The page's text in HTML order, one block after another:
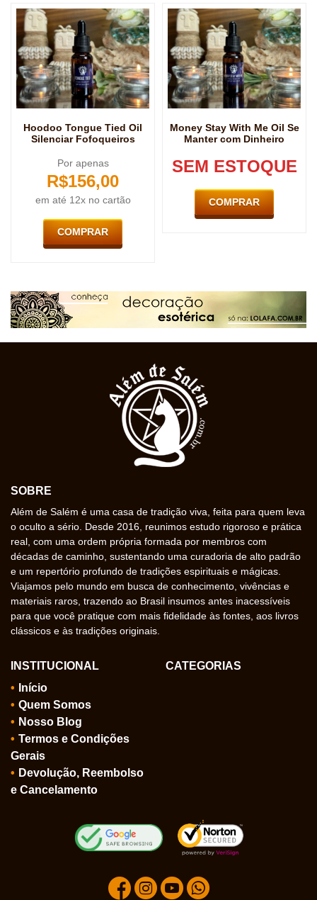
Hoodoo Tongue Tied Oil
Silenciar Fofoqueiros
Por apenas
R$156,00
em até 12x no cartão
COMPRAR
Money Stay With Me Oil Se
Manter com Dinheiro
SEM ESTOQUE
COMPRAR
SOBRE
Além de Salém é uma casa de tradição viva, feita para quem leva
o oculto a sério. Desde 2016, reunimos estudo rigoroso e prática
real, com uma ordem própria formada por membros com
décadas de caminho, sustentando uma curadoria de alto padrão
e um repertório profundo de tradições espirituais e mágicas.
Viajamos pelo mundo em busca de conhecimento, vivências e
materiais raros, trazendo ao Brasil insumos antes inacessíveis
para que você pratique com mais fidelidade às fontes, aos livros
clássicos e às tradições originais.
INSTITUCIONAL
Início
Quem Somos
Nosso Blog
Termos e Condições
Gerais
Devolução, Reembolso
e Cancelamento
CATEGORIAS